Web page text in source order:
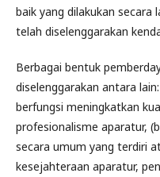
baik yang dilakukan secara
telah diselenggarakan
Berbagai bentuk
diselenggarakan antara
berfungsi meningkatkan
profesionalisme aparatur,
secara umum yang terdiri
kesejahteraan aparatur,